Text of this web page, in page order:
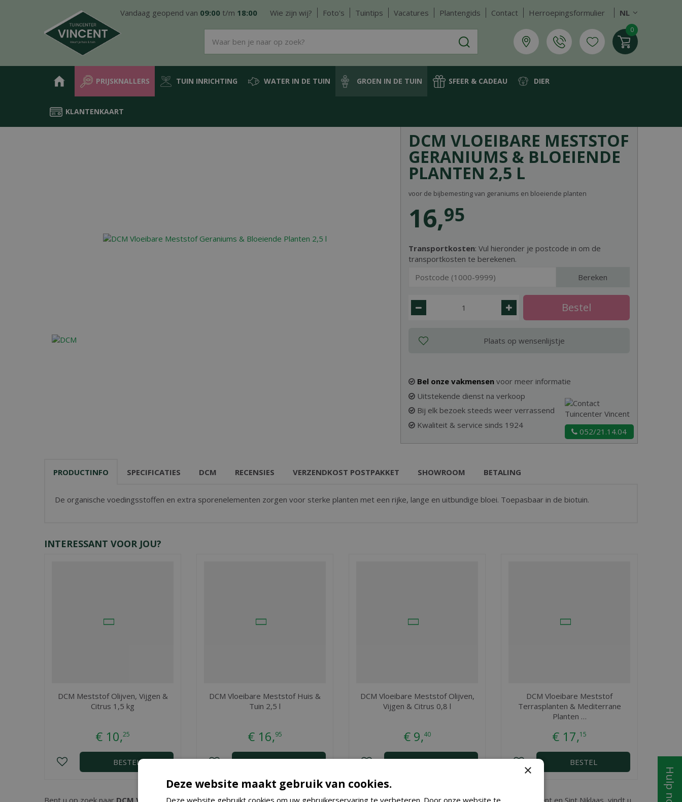
Home Producten Groen in de tuin
Vandaag geopend van 09:00 t/m 18:00 Wie zijn wij? Foto's Tuintips Vacatures Plantengids Contact Herroepingsformulier NL
PRIJSKNALLERS TUIN INRICHTING WATER IN DE TUIN GROEN IN DE TUIN SFEER & CADEAU DIER
KLANTENKAART
DCM VLOEIBARE MESTSTOF
GERANIUMS & BLOEIENDE
PLANTEN 2,5 L
Transportkosten: Vul hieronder je postcode in om de
transportkosten te berekenen.
Bereken
16,95
voor de bijbemesting van geraniums en bloeiende planten
Bel onze vakmensen voor meer informatie
Uitstekende dienst na verkoop
Bij elk bezoek steeds weer verrassend
Kwaliteit & service sinds 1924
052/21.14.04
PRODUCTINFO SPECIFICATIES DCM RECENSIES VERZENDKOST POSTPAKKET SHOWROOM BETALING
De organische voedingsstoffen en extra sporenelementen zorgen voor sterke planten met een rijke, lange en uitbundige bloei. Toepasbaar in de biotuin.
INTERESSANT VOOR JOU?
DCM Meststof Olijven, Vijgen &
Citrus 1,5 kg
€ 10,25
BESTEL
DCM Vloeibare Meststof Huis &
Tuin 2,5 l
€ 16,95
BESTEL
DCM Vloeibare Meststof Olijven,
Vijgen & Citrus 0,8 l
€ 9,40
BESTEL
DCM Vloeibare Meststof
Terrasplanten & Mediterrane
Planten …
€ 17,15
BESTEL
Bent u op zoek naar DCM Vloeibare Meststof Geraniums & Bloeiende Planten 2,5 l? Bij Tuincenter Vincent in Dendermonde, nabij Aalst, Gent en Sint Niklaas, vindt u
×
Deze website maakt gebruik van cookies.
Deze website gebruikt cookies om uw gebruikerservaring te verbeteren. Door onze website te